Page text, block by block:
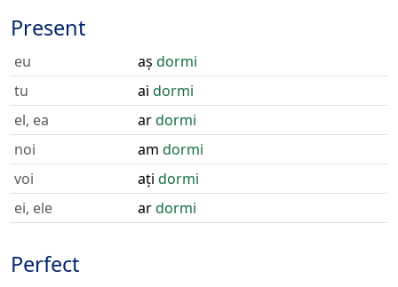
Present
eu aș dormi
tu
ai dormi
el, ea
ardormi
noi
am dormi
voi
ați dormi
ei, ele
ardormi
Perfect